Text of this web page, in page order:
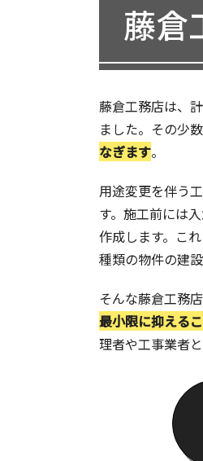
藤倉
藤倉工務店は、
ました。その少
なぎます。
用途変更を伴う
す。施工前には
作成します。こ
種類の物件の建
そんな藤倉工務
最小限に抑える
理者や工事業者